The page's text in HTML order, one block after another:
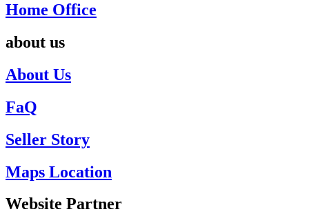
Home Office
about us
About Us
FaQ
Seller Story
Maps Location
Website Partner